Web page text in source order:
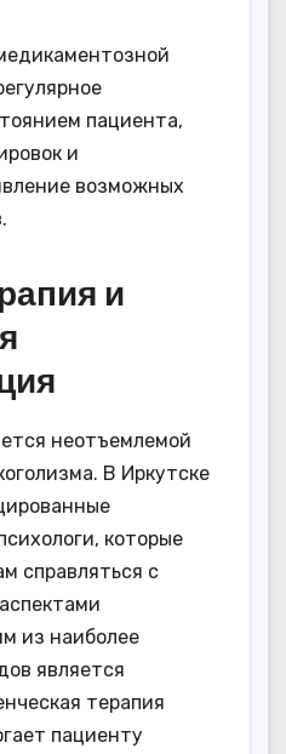
пациента,
и
возможных
и
неотъемлемой
В Иркутске
которые
справляться с
из наиболее
является
терапия
пациенту